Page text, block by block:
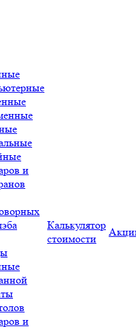
и
и
Калькулятор
стоимости